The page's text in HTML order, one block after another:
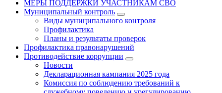
МЕРЫ ПОДДЕРЖКИ УЧАСТНИКАМ СВО
Муниципальный контроль
Виды муниципального контроля
Профилактика
Планы и результаты проверок
Профилактика правонарушений
Противодействие коррупции
Новости
Декларационная кампания 2025 года
Комиссия по соблюдению требований к